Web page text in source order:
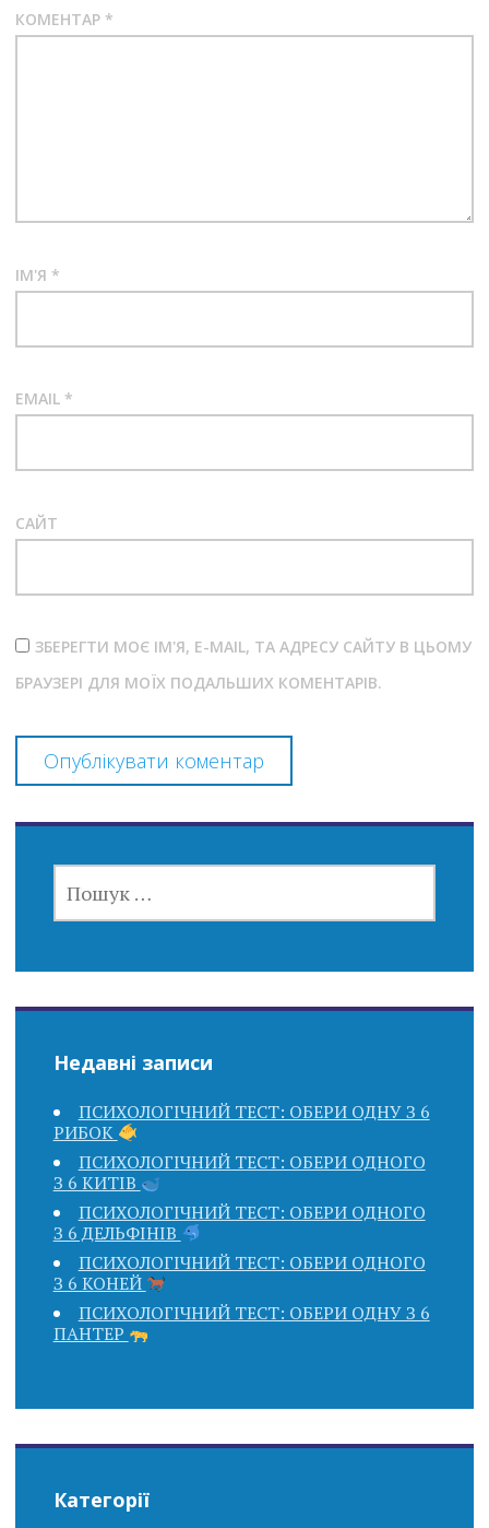
КОМЕНТАР *
ІМ'Я *
EMAIL *
САЙТ
ЗБЕРЕГТИ МОЄ ІМ'Я, E-MAIL, ТА АДРЕСУ САЙТУ В ЦЬОМУ
БРАУЗЕРІ ДЛЯ МОЇХ ПОДАЛЬШИХ КОМЕНТАРІВ.
Недавні записи
ПСИХОЛОГІЧНИЙ ТЕСТ: ОБЕРИ ОДНУ З 6
РИБОК
ПСИХОЛОГІЧНИЙ ТЕСТ: ОБЕРИ ОДНОГО
З 6 КИТІВ
ПСИХОЛОГІЧНИЙ ТЕСТ: ОБЕРИ ОДНОГО
З 6 ДЕЛЬФІНІВ
ПСИХОЛОГІЧНИЙ ТЕСТ: ОБЕРИ ОДНОГО
З 6 КОНЕЙ
ПСИХОЛОГІЧНИЙ ТЕСТ: ОБЕРИ ОДНУ З 6
ПАНТЕР
Категорії